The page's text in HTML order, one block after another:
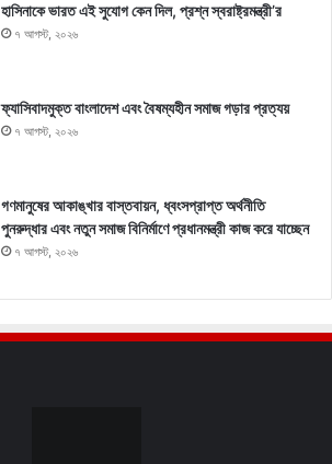
হাসিনাকে ভারত এই সুযোগ কেন দিল, প্রশ্ন স্বরাষ্ট্রমন্ত্রী’র
৭ আগস্ট, ২০২৬
ফ্যাসিবাদমুক্ত বাংলাদেশ এবং বৈষম্যহীন সমাজ গড়ার প্রত্যয়
৭ আগস্ট, ২০২৬
গণমানুষের আকাঙ্খার বাস্তবায়ন, ধ্বংসপ্রাপ্ত অর্থনীতি
পুনরুদ্ধার এবং নতুন সমাজ বিনির্মাণে প্রধানমন্ত্রী কাজ করে যাচ্ছেন
৭ আগস্ট, ২০২৬